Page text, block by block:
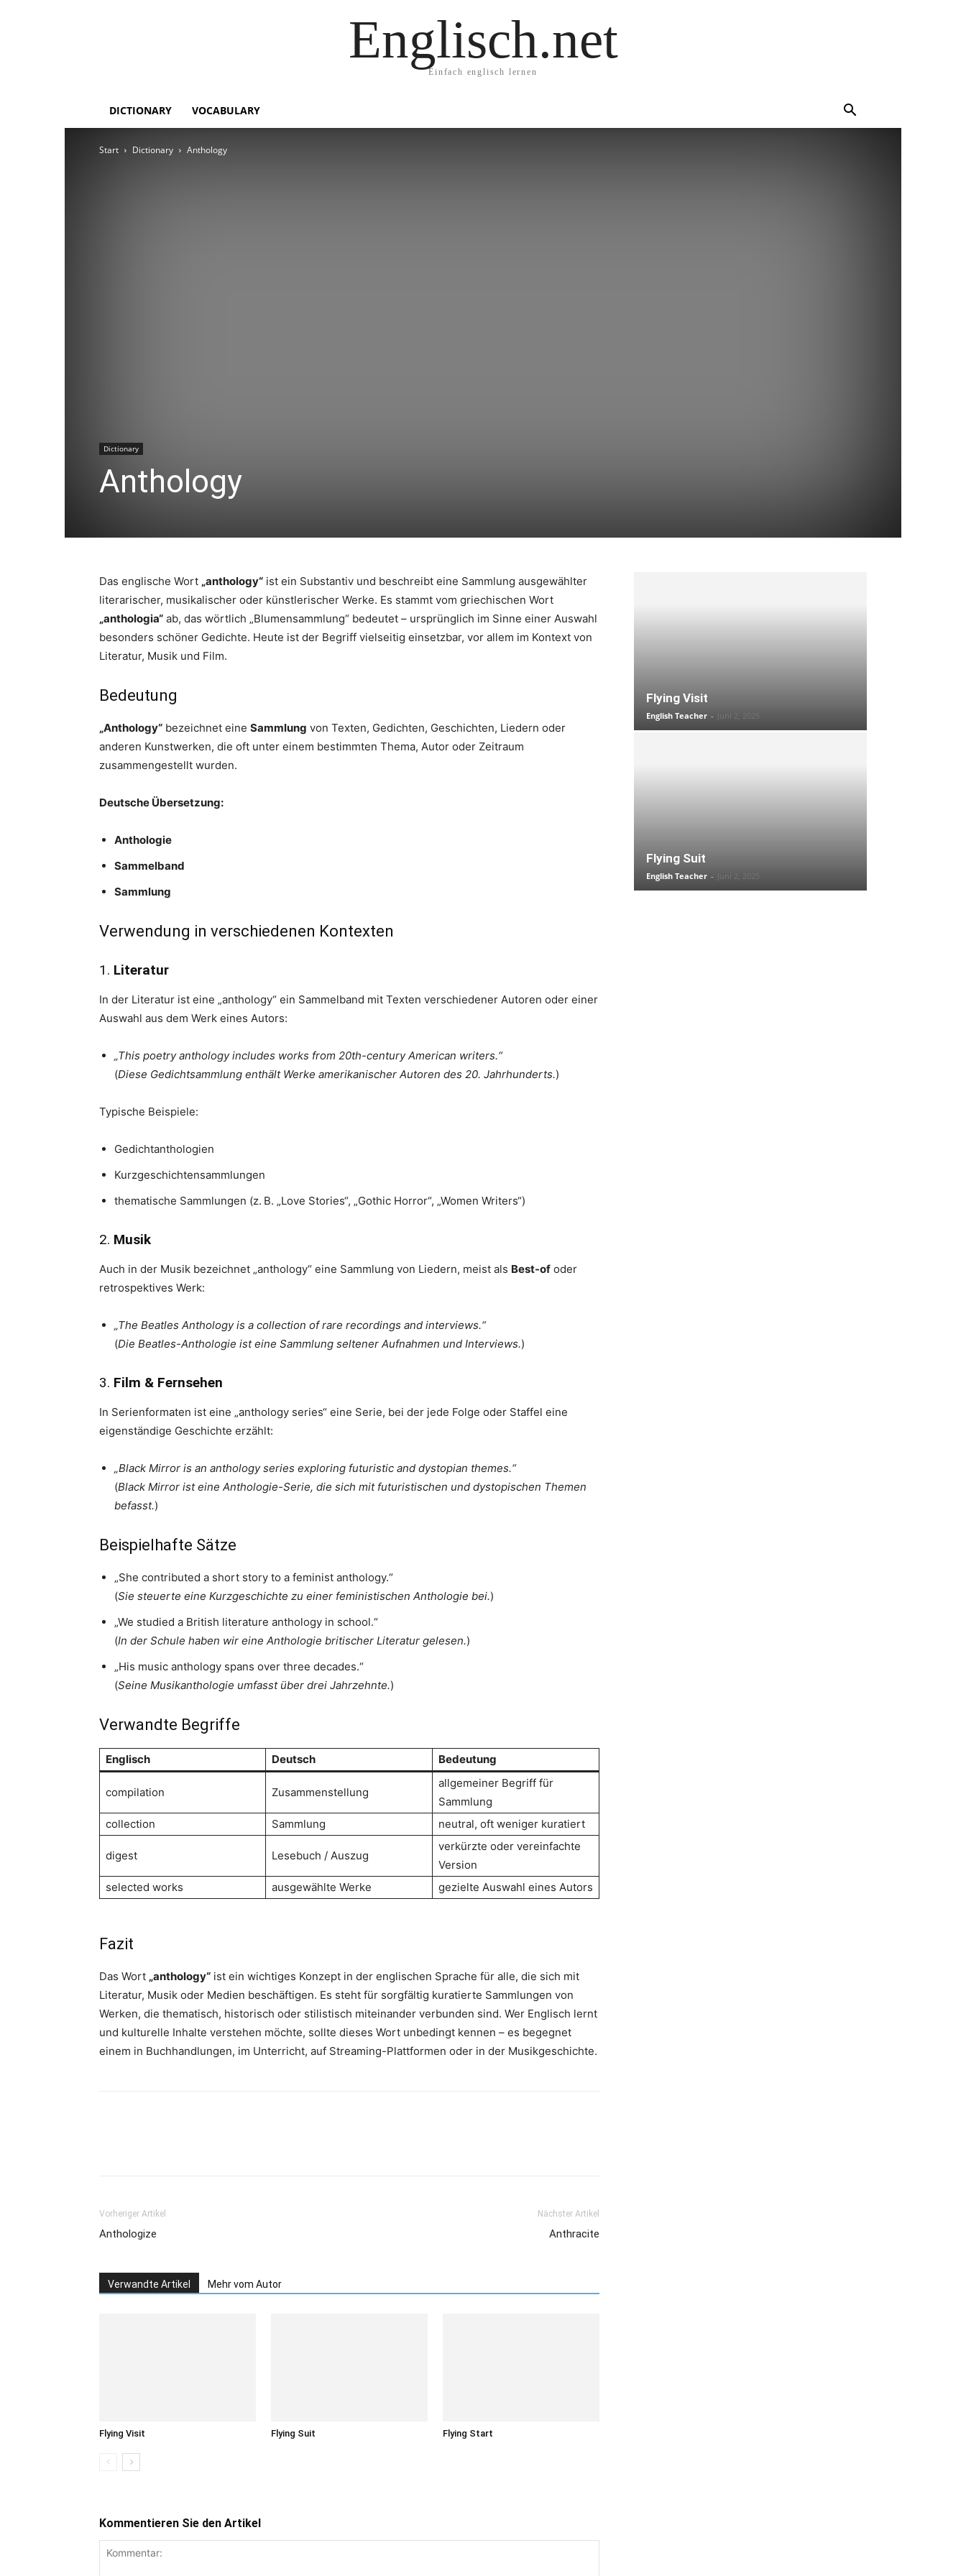
Englisch.net
Einfach englisch lernen
DICTIONARY VOCABULARY
Start Dictionary Anthology
Dictionary
Anthology
Das englische Wort „anthology“ ist ein Substantiv und beschreibt eine Sammlung ausgewählter
literarischer, musikalischer oder künstlerischer Werke. Es stammt vom griechischen Wort
„anthologia“ ab, das wörtlich „Blumensammlung“ bedeutet – ursprünglich im Sinne einer Auswahl
besonders schöner Gedichte. Heute ist der Begriff vielseitig einsetzbar, vor allem im Kontext von
Literatur, Musik und Film.
Bedeutung
„Anthology“ bezeichnet eine Sammlung von Texten, Gedichten, Geschichten, Liedern oder
anderen Kunstwerken, die oft unter einem bestimmten Thema, Autor oder Zeitraum
zusammengestellt wurden.
Deutsche Übersetzung:
Anthologie
Sammelband
Sammlung
Verwendung in verschiedenen Kontexten
1. Literatur
In der Literatur ist eine „anthology“ ein Sammelband mit Texten verschiedener Autoren oder einer
Auswahl aus dem Werk eines Autors:
„This poetry anthology includes works from 20th-century American writers.“
(Diese Gedichtsammlung enthält Werke amerikanischer Autoren des 20. Jahrhunderts.)
Typische Beispiele:
Gedichtanthologien
Kurzgeschichtensammlungen
thematische Sammlungen (z. B. „Love Stories“, „Gothic Horror“, „Women Writers“)
2. Musik
Auch in der Musik bezeichnet „anthology“ eine Sammlung von Liedern, meist als Best-of oder
retrospektives Werk:
„The Beatles Anthology is a collection of rare recordings and interviews.“
(Die Beatles-Anthologie ist eine Sammlung seltener Aufnahmen und Interviews.)
3. Film & Fernsehen
In Serienformaten ist eine „anthology series“ eine Serie, bei der jede Folge oder Staffel eine
eigenständige Geschichte erzählt:
„Black Mirror is an anthology series exploring futuristic and dystopian themes.“
(Black Mirror ist eine Anthologie-Serie, die sich mit futuristischen und dystopischen Themen
befasst.)
Beispielhafte Sätze
„She contributed a short story to a feminist anthology.“
(Sie steuerte eine Kurzgeschichte zu einer feministischen Anthologie bei.)
„We studied a British literature anthology in school.“
(In der Schule haben wir eine Anthologie britischer Literatur gelesen.)
„His music anthology spans over three decades.“
(Seine Musikanthologie umfasst über drei Jahrzehnte.)
Verwandte Begriffe
Englisch Deutsch Bedeutung
compilation Zusammenstellung
allgemeiner Begriff für
Sammlung
collection
Sammlung neutral, oft weniger kuratiert
digest Lesebuch / Auszug
verkürzte oder vereinfachte
Version
selected works
ausgewählte Werke gezielte Auswahl eines Autors
Fazit
Das Wort „anthology“ ist ein wichtiges Konzept in der englischen Sprache für alle, die sich mit
Literatur, Musik oder Medien beschäftigen. Es steht für sorgfältig kuratierte Sammlungen von
Werken, die thematisch, historisch oder stilistisch miteinander verbunden sind. Wer Englisch lernt
und kulturelle Inhalte verstehen möchte, sollte dieses Wort unbedingt kennen – es begegnet
einem in Buchhandlungen, im Unterricht, auf Streaming-Plattformen oder in der Musikgeschichte.
Vorheriger Artikel
Anthologize
Nächster Artikel
Anthracite
Verwandte Artikel Mehr vom Autor
Flying Visit Flying Suit Flying Start
Kommentieren Sie den Artikel
Flying Visit
English Teacher - Juni 2, 2025
Flying Suit
English Teacher - Juni 2, 2025